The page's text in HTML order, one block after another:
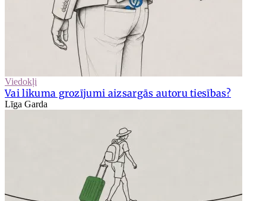
Viedokļi
Vai likuma grozījumi aizsargās autoru tiesības?
Līga Garda